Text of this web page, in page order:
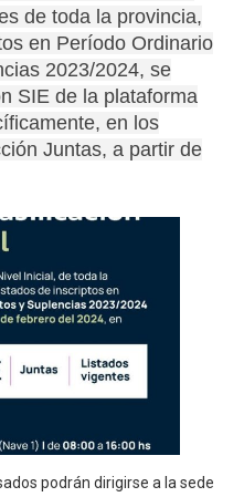
de toda la provincia,
en Período Ordinario
2023/2024, se
SIE de la plataforma
en los
Juntas, a partir de
podrán dirigirse a la sede